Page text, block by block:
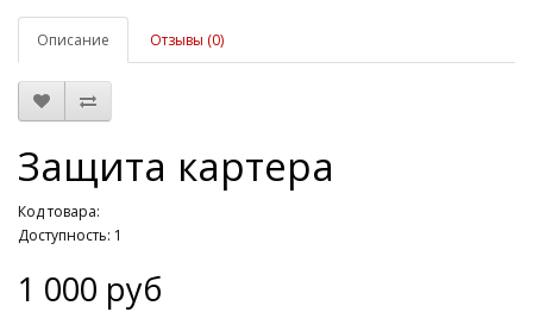
Описание Отзывы (0)
Защита картера
Код товара:
Доступность: 1
1 000 руб